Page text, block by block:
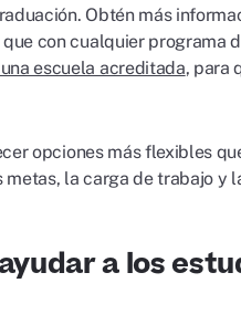
Obtén más
con cualquier programa
escuela acreditada, para
opciones más flexibles
la carga de trabajo y
a los